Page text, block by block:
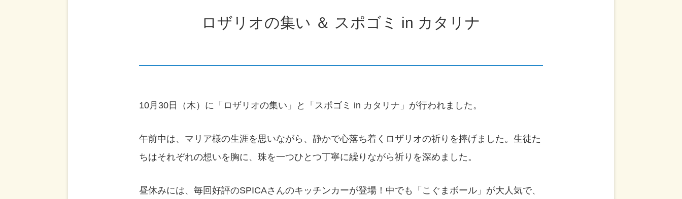
ロザリオの集い ＆ スポゴミ in カタリナ
10月30日（木）に「ロザリオの集い」と「スポゴミ in カタリナ」が行われました。
午前中は、マリア様の生涯を思いながら、静かで心落ち着くロザリオの祈りを捧げました。生徒た
ちはそれぞれの想いを胸に、珠を一つひとつ丁寧に繰りながら祈りを深めました。
昼休みには、毎回好評のSPICAさんのキッチンカーが登場！中でも「こぐまボール」が大人気で、